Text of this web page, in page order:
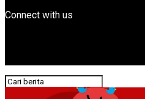
Connect with us